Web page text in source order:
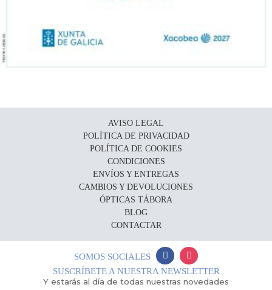
AVISO LEGAL
POLÍTICA DE PRIVACIDAD
POLÍTICA DE COOKIES
CONDICIONES
ENVÍOS Y ENTREGAS
CAMBIOS Y DEVOLUCIONES
ÓPTICAS TÁBORA
BLOG
CONTACTAR
SOMOS SOCIALES
SUSCRÍBETE A NUESTRA NEWSLETTER
Y estarás al día de todas nuestras novedades